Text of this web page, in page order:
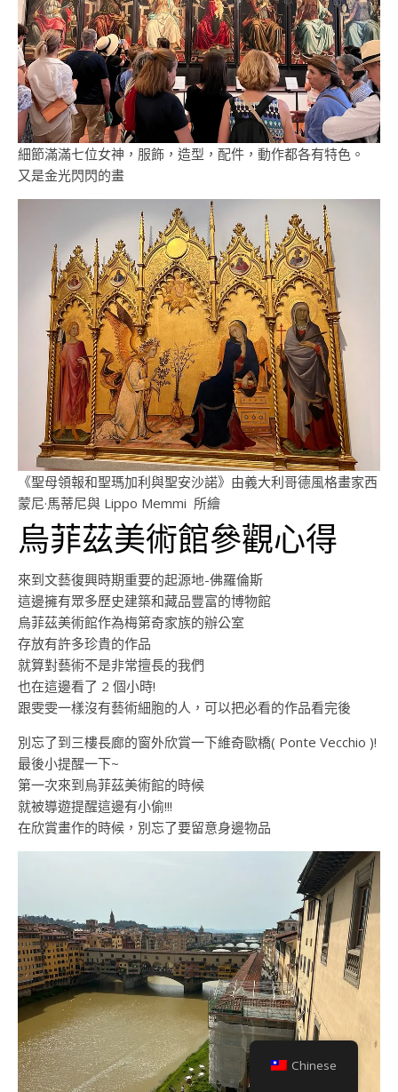
細節滿滿七位女神，服飾，造型，配件，動作都各有特色。
又是金光閃閃的畫
《聖母領報和聖瑪加利與聖安沙諾》由義大利哥德風格畫家西
蒙尼·馬蒂尼與 Lippo Memmi 所繪
烏菲茲美術館參觀心得
來到文藝復興時期重要的起源地-佛羅倫斯
這邊擁有眾多歷史建築和藏品豐富的博物館
烏菲茲美術館作為梅第奇家族的辦公室
存放有許多珍貴的作品
就算對藝術不是非常擅長的我們
也在這邊看了 2 個小時!
跟雯雯一樣沒有藝術細胞的人，可以把必看的作品看完後
別忘了到三樓長廊的窗外欣賞一下維奇歐橋( Ponte Vecchio )!
最後小提醒一下~
第一次來到烏菲茲美術館的時候
就被導遊提醒這邊有小偷!!!
在欣賞畫作的時候，別忘了要留意身邊物品
Chinese